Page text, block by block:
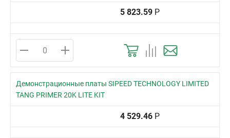
5 823.59 Р
Демонстрационные платы SIPEED TECHNOLOGY LIMITED
TANG PRIMER 20K LITE KIT
4 529.46 Р